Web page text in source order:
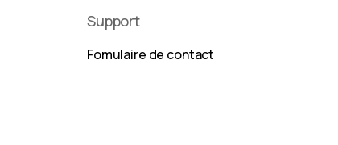
Support
Fomulaire de contact